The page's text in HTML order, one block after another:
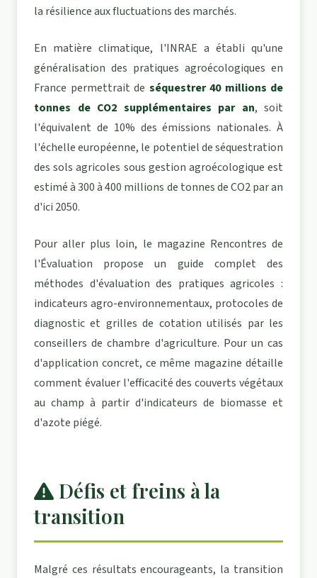
la résilience aux fluctuations des marchés.
En matière climatique, l'INRAE a établi qu'une
généralisation des pratiques agroécologiques en
France permettrait de séquestrer 40 millions de
tonnes de CO2 supplémentaires par an, soit
l'équivalent de 10% des émissions nationales. À
l'échelle européenne, le potentiel de séquestration
des sols agricoles sous gestion agroécologique est
estimé à 300 à 400 millions de tonnes de CO2 par an
d'ici 2050.
Pour aller plus loin, le magazine Rencontres de
l'Évaluation propose un guide complet des
méthodes d'évaluation des pratiques agricoles :
indicateurs agro-environnementaux, protocoles de
diagnostic et grilles de cotation utilisés par les
conseillers de chambre d'agriculture. Pour un cas
d'application concret, ce même magazine détaille
comment évaluer l'efficacité des couverts végétaux
au champ à partir d'indicateurs de biomasse et
d'azote piégé.
Défis et freins à la
transition
Malgré ces résultats encourageants, la transition